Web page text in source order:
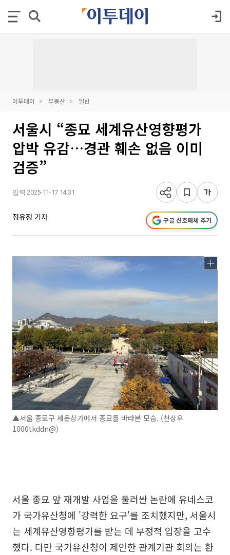
이투데이 부동산 일반
서울시 “종묘 세계유산영향평가
압박 유감…경관 훼손 없음 이미
검증”
입력 2025-11-17 14:31
정유정 기자 구글 선호매체 추가
▲서울 종로구 세운상가에서 종묘를 바라본 모습. (천상우
1000tkddn@)
서울 종묘 앞 재개발 사업을 둘러싼 논란에 유네스코
가 국가유산청에 '강력한 요구'를 조치했지만, 서울시
는 세계유산영향평가를 받는 데 부정적 입장을 고수
했다. 다만 국가유산청이 제안한 관계기관 회의는 환